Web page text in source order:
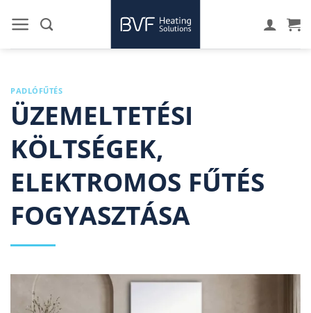
PADLÓFŰTÉS
ÜZEMELTETÉSI
KÖLTSÉGEK,
ELEKTROMOS FŰTÉS
FOGYASZTÁSA